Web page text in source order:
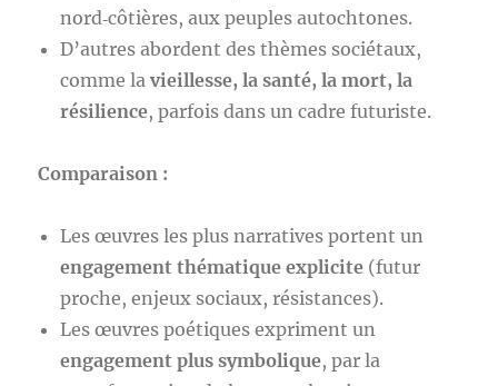
nord‑côtières, aux peuples autochtones.
D’autres abordent des thèmes sociétaux,
comme lavieillesse, la santé, la mort, la
résilience, parfois dans un cadre futuriste.
Comparaison :
Les œuvres les plus narratives portent un
engagement thématique explicite (futur
proche, enjeux sociaux, résistances).
Les œuvres poétiques expriment un
engagement plus symbolique, par la